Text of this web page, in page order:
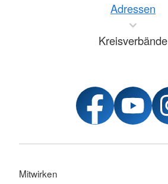
Adressen
Kreisverbände
Mitwirken